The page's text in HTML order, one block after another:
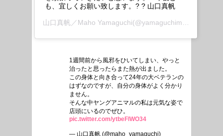
も、宜しくお願い致します。? ? 山口真帆
山口真帆／Maho Yamaguchi(@yamaguchimaho_official)がシェアした投稿 –
1週間前から風邪をひいてしまい、やっと
治ったと思ったらまた熱が出ました。
この身体と向き合って24年の大ベテランの
はずなのですが、自分の身体がよく分かり
ません。
そんな中ヤングアニマルの私は元気な姿で
店頭にいるのでぜひ。
pic.twitter.com/ytbeFlWO34
— 山口真帆 (@maho_yamaguchi)